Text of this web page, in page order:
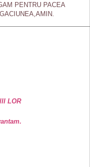
PENTRU PACEA
LOR